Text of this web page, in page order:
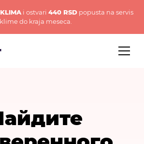
KLIMA i ostvari 440 RSD popusta na servis
klime do kraja meseca.